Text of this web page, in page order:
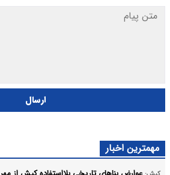
ارسال
مهمترین اخبار